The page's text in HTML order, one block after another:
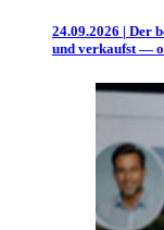
24.09.2026 | Der
und verkaufst —